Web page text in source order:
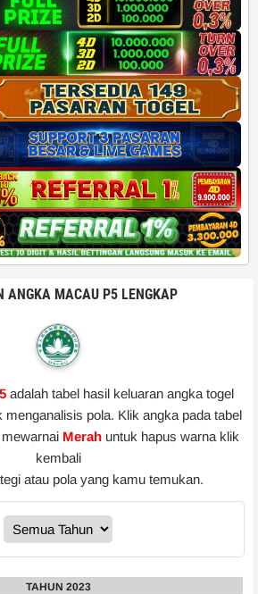
ANGKA MACAU P5 LENGKAP
adalah tabel hasil keluaran angka togel
menganalisis pola. Klik angka pada tabel
Merah untuk hapus warna klik
kembali
atau pola yang kamu temukan.
TAHUN 2023